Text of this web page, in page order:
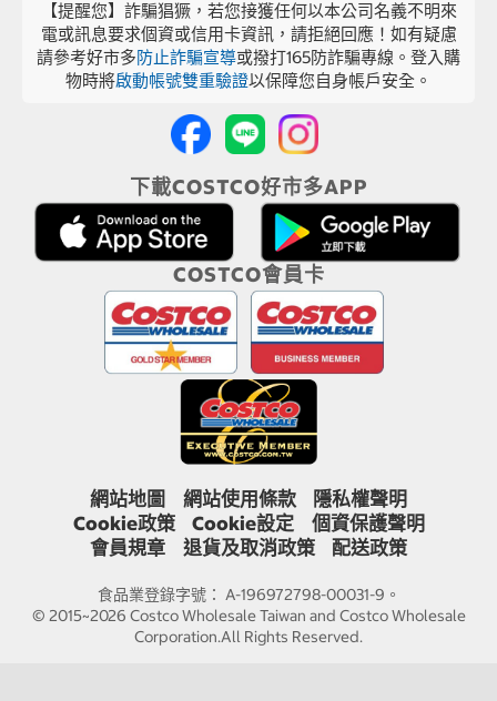
【提醒您】詐騙猖獗，若您接獲任何以本公司名義不明來
電或訊息要求個資或信用卡資訊，請拒絕回應！如有疑慮
請參考好市多防止詐騙宣導或撥打165防詐騙專線。登入購
物時將啟動帳號雙重驗證以保障您自身帳戶安全。
下載COSTCO好市多APP
COSTCO會員卡
網站地圖 網站使用條款
隱私權聲明
Cookie政策
Cookie設定
個資保護聲明
會員規章
退貨及取消政策 配送政策
食品業登錄字號： A-196972798-00031-9。
© 2015~2026 Costco Wholesale Taiwan and Costco Wholesale
Corporation.All Rights Reserved.